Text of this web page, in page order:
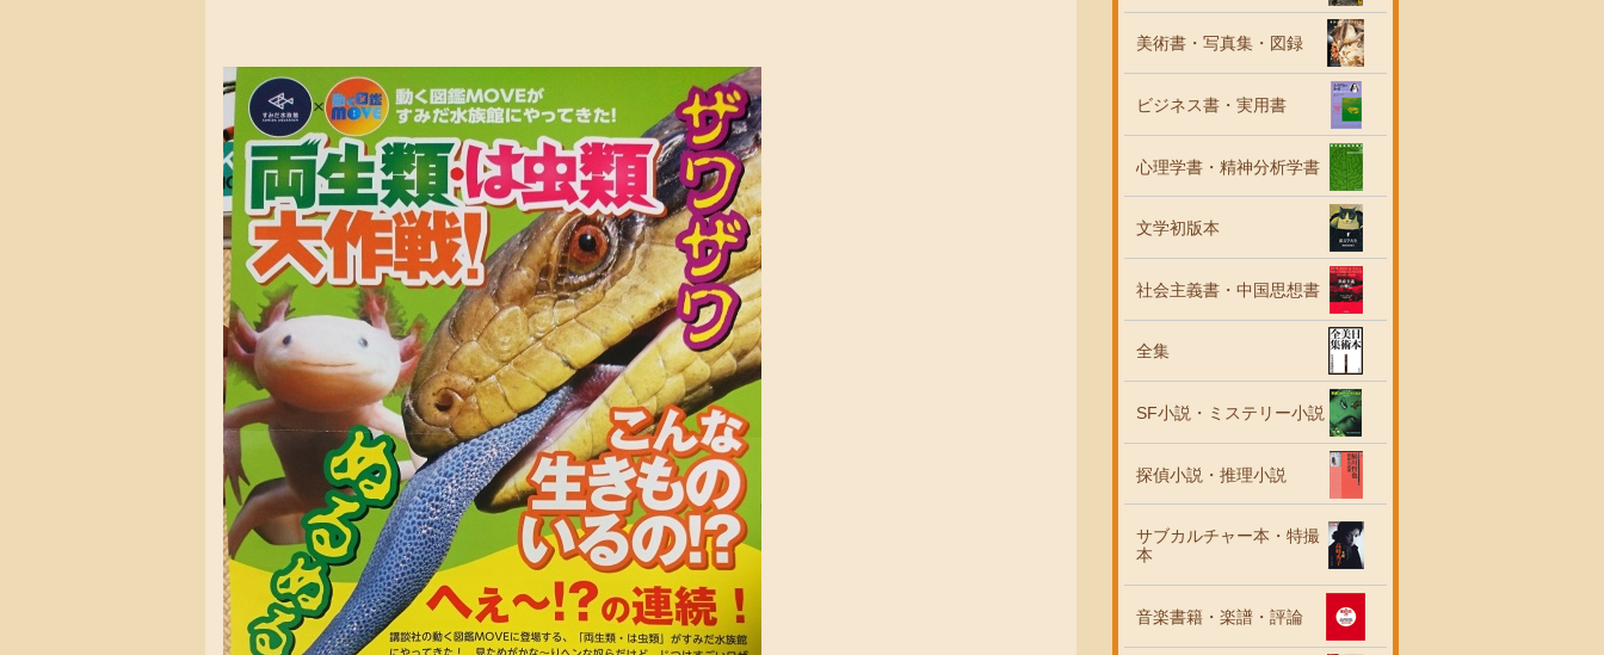
美術書・写真集・図録
ビジネス書・実用書
心理学書・精神分析学書
文学初版本
社会主義書・中国思想書
全集
SF小説・ミステリー小説
探偵小説・推理小説
サブカルチャー本・特撮
本
音楽書籍・楽譜・評論